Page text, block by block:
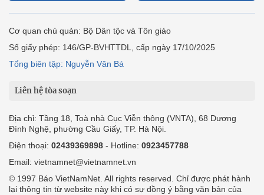
Cơ quan chủ quản: Bộ Dân tộc và Tôn giáo
Số giấy phép: 146/GP-BVHTTDL, cấp ngày 17/10/2025
Tổng biên tập: Nguyễn Văn Bá
Liên hệ tòa soạn
Địa chỉ: Tầng 18, Toà nhà Cục Viễn thông (VNTA), 68 Dương
Đình Nghệ, phường Cầu Giấy, TP. Hà Nội.
Điện thoại: 02439369898 - Hotline: 0923457788
Email: vietnamnet@vietnamnet.vn
© 1997 Báo VietNamNet. All rights reserved. Chỉ được phát hành
lại thông tin từ website này khi có sự đồng ý bằng văn bản của